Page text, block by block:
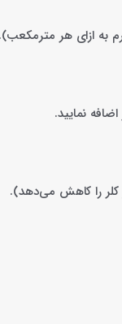
نمایید.
کلر را کاهش می‌دهد).